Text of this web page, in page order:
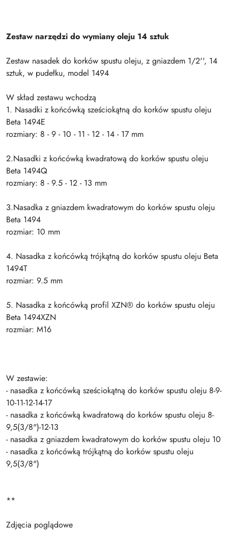
Zestaw narzędzi do wymiany oleju 14 sztuk
Zestaw nasadek do korków spustu oleju, z gniazdem 1/2'', 14
sztuk, w pudełku, model 1494
W skład zestawu wchodzą
1. Nasadki z końcówką sześciokątną do korków spustu oleju
Beta 1494E
rozmiary: 8 - 9 - 10 - 11 - 12 - 14 - 17 mm
2.Nasadki z końcówką kwadratową do korków spustu oleju
Beta 1494Q
rozmiary: 8 - 9.5 - 12 - 13 mm
3.Nasadka z gniazdem kwadratowym do korków spustu oleju
Beta 1494
rozmiar: 10 mm
4. Nasadka z końcówką trójkątną do korków spustu oleju Beta
1494T
rozmiar: 9.5 mm
5. Nasadka z końcówką profil XZN® do korków spustu oleju
Beta 1494XZN
rozmiar: M16
W zestawie:
- nasadka z końcówką sześciokątną do korków spustu oleju 8-9-
10-11-12-14-17
- nasadka z końcówką kwadratową do korków spustu oleju 8-
9,5(3/8")-12-13
- nasadka z gniazdem kwadratowym do korków spustu oleju 10
- nasadka z końcówką trójkątną do korków spustu oleju
9,5(3/8")
**
Zdjęcia poglądowe